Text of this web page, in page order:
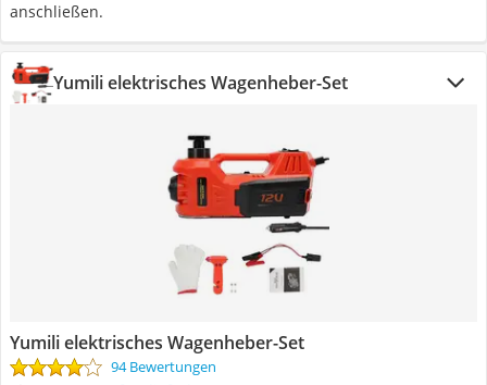
anschließen.
Yumili elektrisches Wagenheber-Set
Yumili elektrisches Wagenheber-Set
94 Bewertungen